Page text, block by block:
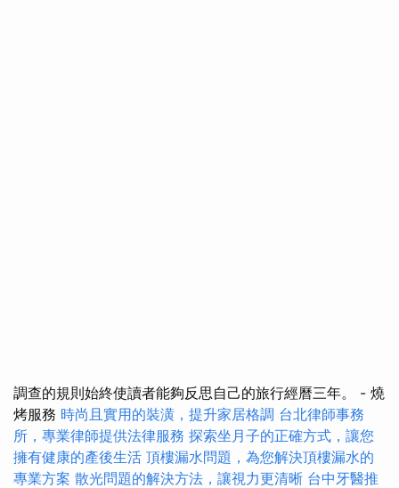
調查的規則始終使讀者能夠反思自己的旅行經曆三年。 - 燒
烤服務 時尚且實用的裝潢，提升家居格調 台北律師事務
所，專業律師提供法律服務 探索坐月子的正確方式，讓您
擁有健康的產後生活 頂樓漏水問題，為您解決頂樓漏水的
專業方案 散光問題的解決方法，讓視力更清晰 台中牙醫推